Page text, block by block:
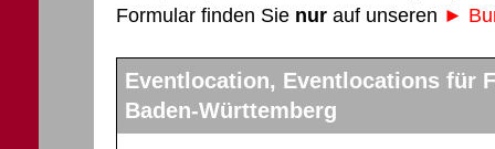
Formular finden Sie nur auf unseren ►
Eventlocation, Eventlocations für
Baden-Württemberg